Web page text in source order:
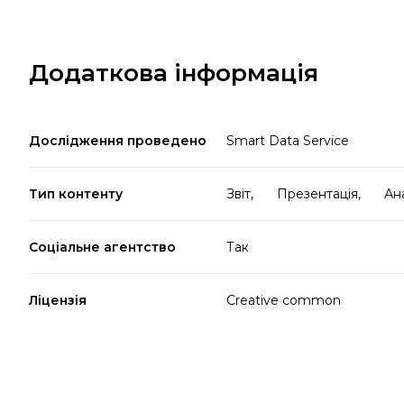
Додаткова інформація
Дослідження проведено Smart Data Service
Тип контенту Звіт, Презентація,
Соціальне агентство Так
Ліцензія Creative common